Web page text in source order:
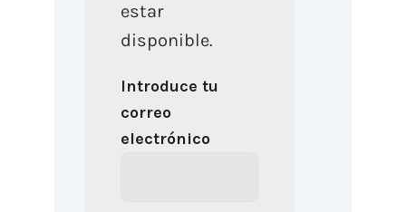
estar
disponible.
Introduce tu
correo
electrónico